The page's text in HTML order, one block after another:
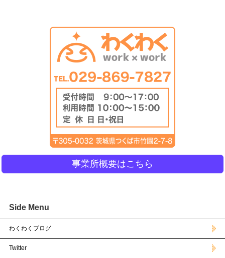
事業所概要はこちら
Side Menu
わくわくブログ
Twitter